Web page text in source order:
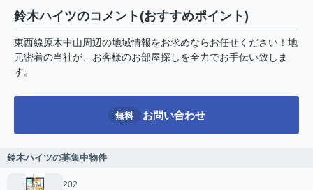
鈴木ハイツのコメント(おすすめポイント)
東西線原木中山周辺の地域情報をお求めならお任せください！地
元密着の当社が、お客様のお部屋探しを全力でお手伝い致しま
す。
無料 お問い合わせ
鈴木ハイツの募集中物件
202